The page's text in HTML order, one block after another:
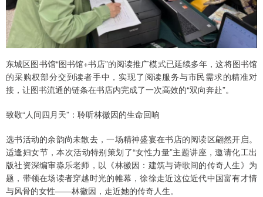
东城区图书馆“图书馆+书店”的阅读推广模式已延续多年，这将图书馆
的采购权部分交到读者手中，实现了阅读服务与市民需求的精准对
接，让图书流通的链条在书店内完成了一次高效的“双向奔赴”。
致敬“人间四月天”：聆听林徽因的生命回响
选书活动的余韵尚未散去，一场精神盛宴在书店的阅读区翩然开启。
适逢妇女节，本次活动特别策划了“女性力量”主题讲座，邀请化工出
版社资深编审淼乐老师，以《林徽因：建筑与诗歌间的传奇人生》为
题，带领在场读者穿越时光的帷幕，徐徐走近这位近代中国富有才情
与风骨的女性——林徽因，走近她的传奇人生。